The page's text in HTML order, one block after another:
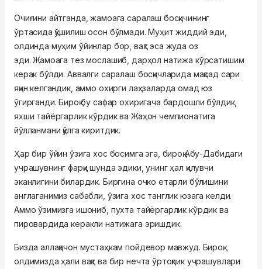
Очиғини айтганда, жамоага саралаш босқичининг
ўртасида қўшилиш осон бўлмади. Муҳит жиддий эди,
олдинда муҳим ўйинлар бор, вақт эса жуда оз
эди. Жамоага тез мослашиб, дарҳол натижа кўрсатишим
керак бўлди. Аввалги саралаш босқичларида мақсад сари
яқин келгандик, аммо охирги лаҳзаларда омад юз
ўгирганди. Бироқ бу сафар охиригача бардошли бўлдик,
яхши тайёргарлик кўрдик ва Жаҳон чемпионатига
йўлланмани қўлга киритдик.
Ҳар бир ўйин ўзига хос босимга эга, бироқ Абу-Дабидаги
учрашувнинг фарқи шунда эдики, унинг ҳал қилувчи
эканлигини билардик. Биргина очко етарли бўлишини
англаганимиз сабабли, ўзига хос танглик юзага келди.
Аммо ўзимизга ишониб, пухта тайёргарлик кўрдик ва
пировардида керакли натижага эришдик.
Бизда аллақачон мустаҳкам пойдевор мавжуд. Бироқ
олдимизда ҳали вақт ва бир нечта ўртоқлик учрашувлари